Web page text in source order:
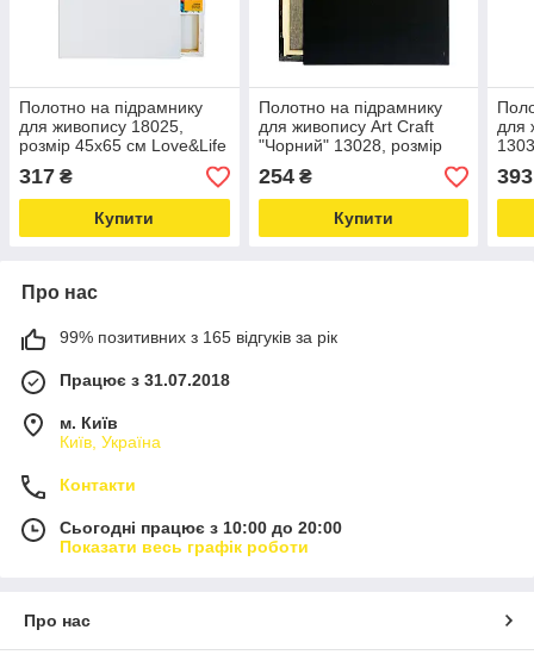
Полотно на підрамнику
для живопису 18025,
розмір 45x65 см Love&Life
-online-multimarket-
317 ₴
Купити
Полотно на підрамнику
для живопису Art Craft
"Чорний" 13028, розмір
40х25 см Love&Life -
online-multimarket-
254₴
Купити
для
393
Про нас
99% позитивних з 165 відгуків за рік
Працює з 31.07.2018
м. Київ
Київ, Україна
Контакти
Сьогодні працює з 10:00 до 20:00
Показати весь графік роботи
Про нас